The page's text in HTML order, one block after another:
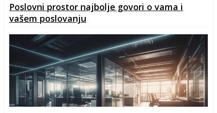
Poslovni prostor najbolje govori o vama i
vašem poslovanju